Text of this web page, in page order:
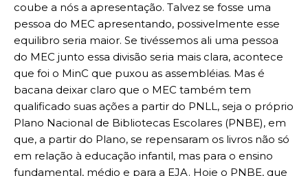
coube a nós a apresentação. Talvez se fosse uma
pessoa do MEC apresentando, possivelmente esse
equilibro seria maior. Se tivéssemos ali uma pessoa
do MEC junto essa divisão seria mais clara, acontece
que foi o MinC que puxou as assembléias. Mas é
bacana deixar claro que o MEC também tem
qualificado suas ações a partir do PNLL, seja o próprio
Plano Nacional de Bibliotecas Escolares (PNBE), em
que, a partir do Plano, se repensaram os livros não só
em relação à educação infantil, mas para o ensino
fundamental, médio e para a EJA. Hoje o PNBE, que